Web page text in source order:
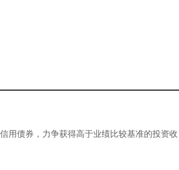
用债券，力争获得高于业绩比较基准的投资收